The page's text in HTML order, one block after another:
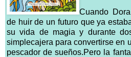
Cuando
de huir de un futuro que ya
su vida de magia y durante
simplecajera para convertirse en
pescador de sueños.Pero la